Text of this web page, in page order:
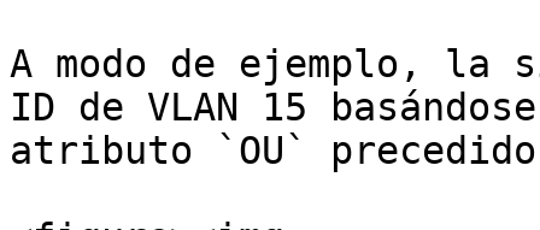
A modo de ejemplo,
ID de VLAN 15
atributo `OU`